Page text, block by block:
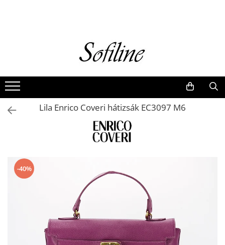
Valódi bőr
Hátizsákok
Elegáns kistáskákLila Enrico Coveri hátizsák EC3097 M6
-40%